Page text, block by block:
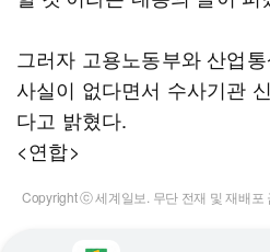
그러자 고용노동부와 산업
사실이 없다면서 수사기관
다고 밝혔다.
<연합>
Copyright ⓒ 세계일보. 무단 전재 및 재배포